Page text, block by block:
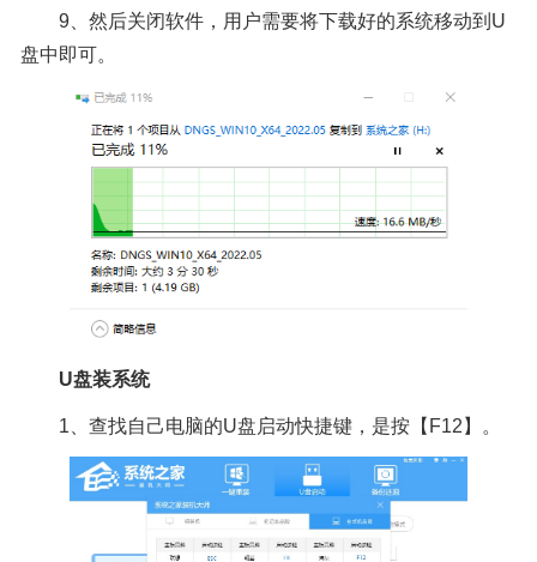
9、然后关闭软件，用户需要将下载好的系统移动到U
盘中即可。
U盘装系统
1、查找自己电脑的U盘启动快捷键，是按【F12】。